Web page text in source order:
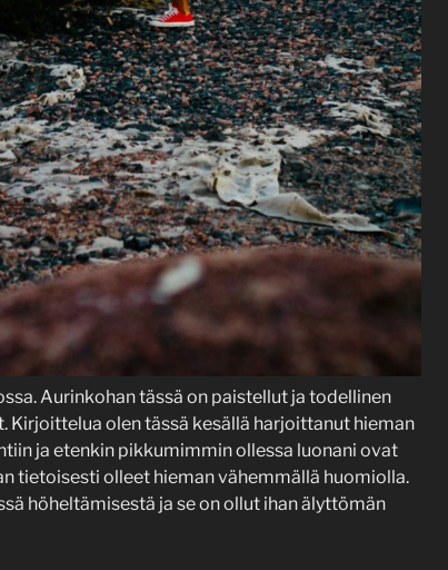
Aurinkohan tässä on paistellut ja todellinen
Kirjoittelua olen tässä kesällä harjoittanut hieman
ja etenkin pikkumimmin ollessa luonani ovat
tietoisesti olleet hieman vähemmällä huomiolla.
höheltämisestä ja se on ollut ihan älyttömän